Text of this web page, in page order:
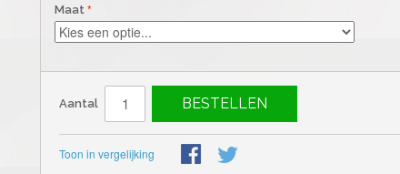
Maat
Aantal BESTELLEN
Toon in vergelijking